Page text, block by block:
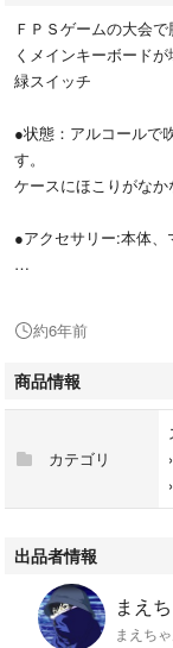
ＦＰＳゲームの大会
くメインキーボード
緑スイッチ
●状態：アルコールで
す。
ケースにほこりがなか
●アクセサリー:本体、
テンキーレスモデル
日本語配列版
押下圧50g
約6年前
商品情報
カテゴリ
›
›
出品者情報
まえ
まえち